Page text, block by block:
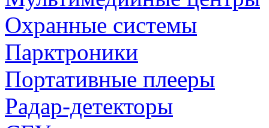
Охранные системы
Парктроники
Портативные плееры
Радар-детекторы